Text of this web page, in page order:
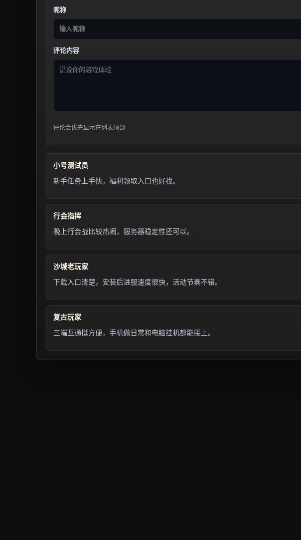
昵称
评论内容
评论会优先显示在列表顶部
小号测试员
新手任务上手快，福利领取入口也好找。
行会指挥
晚上行会战比较热闹，服务器稳定性还可以。
沙城老玩家
下载入口清楚，安装后进服速度很快，活动节奏不错。
复古玩家
三端互通挺方便，手机做日常和电脑挂机都能接上。